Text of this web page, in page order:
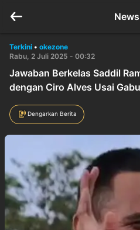
Terkini • okezone
Rabu, 2 Juli 2025 - 00:32
Jawaban Berkelas Saddil
dengan Ciro Alves Usai
Dengarkan Berita